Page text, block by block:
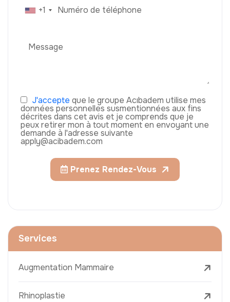
+1
J'accepte que le groupe Acıbadem utilise mes
données personnelles susmentionnées aux fins
décrites dans cet avis et je comprends que je
peux retirer mon à tout moment en envoyant une
demande à l'adresse suivante
apply@acibadem.com
Prenez Rendez-Vous
Services
Augmentation Mammaire
Rhinoplastie